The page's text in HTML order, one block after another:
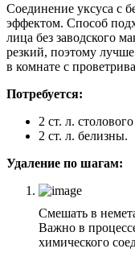
Соединение уксуса с
эффектом. Способ
лица без заводского
резкий, поэтому
в комнате с
Потребуется:
2 ст. л.
2 ст. л. белизны.
Удаление по шагам:
Смешать в
Важно в
химического